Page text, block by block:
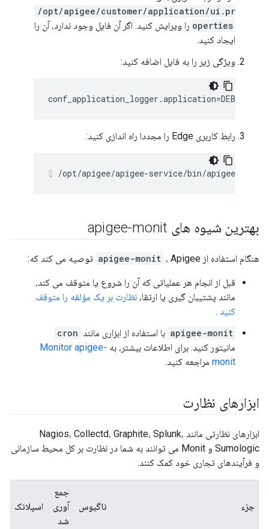
/opt/apigee/customer/application/ui.pr
operties را ویرایش کنید. اگر آن فایل وجود ندارد، آن را
ایجاد کنید.
ویژگی زیر را به فایل اضافه کنید:
conf_application_logger.application=DEBUG
رابط کاربری Edge را مجددا راه اندازی کنید:
/opt/apigee/apigee-service/bin/apigee-
بهترین شیوه های apigee-monit
هنگام استفاده از apigee-monit ، Apigee توصیه می کند که:
قبل از انجام هر عملیاتی که آن را شروع یا متوقف می کند،
مانند پشتیبان گیری یا ارتقا، نظارت بر یک مؤلفه را متوقف
کنید .
apigee-monit با استفاده از ابزاری مانند cron
مانیتور کنید. برای اطلاعات بیشتر، به Monitor apigee-
monit مراجعه کنید.
ابزارهای نظارت
ابزارهای نظارتی مانند Nagios، Collectd، Graphite، Splunk،
Sumologic و Monit می توانند به شما در نظارت بر کل محیط سازمانی
و فرآیندهای تجاری خود کمک کنند.
جزء ناگیوس
جمع
آوری
شد
اسپلانک